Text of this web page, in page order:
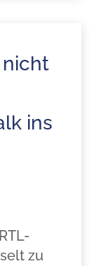
nicht
ins
zu